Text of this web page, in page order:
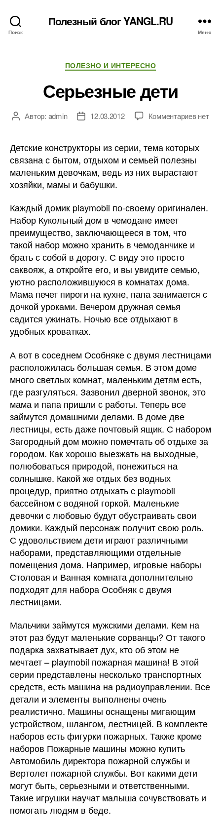
Поиск
Полезный блог YANGL.RU
Меню
Рубрики
ПОЛЕЗНО И ИНТЕРЕСНО
Серьезные дети
АвторАвтор: admin
Дата12.03.2012 Комментариевк
дети
нет
Детские конструкторы из серии, тема которых
связана с бытом, отдыхом и семьей полезны
маленьким девочкам, ведь из них вырастают
хозяйки, мамы и бабушки.
Каждый домик playmobil по-своему оригинален.
Набор Кукольный дом в чемодане имеет
преимущество, заключающееся в том, что
такой набор можно хранить в чемоданчике и
брать с собой в дорогу. С виду это просто
саквояж, а откройте его, и вы увидите семью,
уютно расположившуюся в комнатах дома.
Мама печет пироги на кухне, папа занимается с
дочкой уроками. Вечером дружная семья
садится ужинать. Ночью все отдыхают в
удобных кроватках.
А вот в соседнем Особняке с двумя лестницами
расположилась большая семья. В этом доме
много светлых комнат, маленьким детям есть,
где разгуляться. Зазвонил дверной звонок, это
мама и папа пришли с работы. Теперь все
займутся домашними делами. В доме две
лестницы, есть даже почтовый ящик. С набором
Загородный дом можно помечтать об отдыхе за
городом. Как хорошо выезжать на выходные,
полюбоваться природой, понежиться на
солнышке. Какой же отдых без водных
процедур, приятно отдыхать с playmobil
бассейном с водяной горкой. Маленькие
девочки с любовью будут обустраивать свои
домики. Каждый персонаж получит свою роль.
С удовольствием дети играют различными
наборами, представляющими отдельные
помещения дома. Например, игровые наборы
Столовая и Ванная комната дополнительно
подходят для набора Особняк с двумя
лестницами.
Мальчики займутся мужскими делами. Кем на
этот раз будут маленькие сорванцы? От такого
подарка захватывает дух, кто об этом не
мечтает – playmobil пожарная машина! В этой
серии представлены несколько транспортных
средств, есть машина на радиоуправлении. Все
детали и элементы выполнены очень
реалистично. Машины оснащены мигающим
устройством, шлангом, лестницей. В комплекте
наборов есть фигурки пожарных. Также кроме
наборов Пожарные машины можно купить
Автомобиль директора пожарной службы и
Вертолет пожарной службы. Вот какими дети
могут быть, серьезными и ответственными.
Такие игрушки научат малыша сочувствовать и
помогать людям в беде.